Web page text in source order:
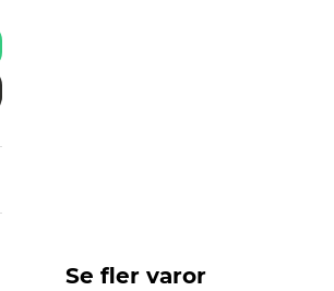
Se fler varor